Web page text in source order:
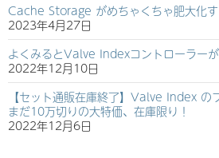
Cache Storage がめちゃくちゃ肥大化
2023年4月27日
よくみるとValve Indexコントローラー
2022年12月10日
【セット通販在庫終了】Valve Index の
まだ10万切りの大特価、在庫限り！
2022年12月6日